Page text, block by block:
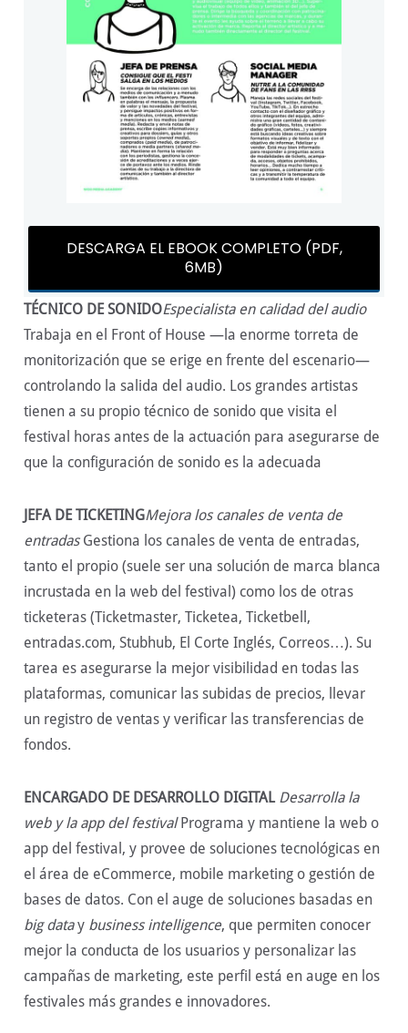
DESCARGA EL EBOOK COMPLETO (PDF,
6MB)
TÉCNICO DE SONIDOEspecialista en calidad del audio
Trabaja en el Front of House —la enorme torreta de
monitorización que se erige en frente del escenario—
controlando la salida del audio. Los grandes artistas
tienen a su propio técnico de sonido que visita el
festival horas antes de la actuación para asegurarse de
que la configuración de sonido es la adecuada
JEFA DE TICKETINGMejora los canales de venta de
entradasGestiona los canales de venta de entradas,
tanto el propio (suele ser una solución de marca blanca
incrustada en la web del festival) como los de otras
ticketeras (Ticketmaster, Ticketea, Ticketbell,
entradas.com, Stubhub, El Corte Inglés, Correos…). Su
tarea es asegurarse la mejor visibilidad en todas las
plataformas, comunicar las subidas de precios, llevar
un registro de ventas y verificar las transferencias de
fondos.
ENCARGADO DE DESARROLLO DIGITAL Desarrolla la
web y la app del festivalPrograma y mantiene la web o
app del festival, y provee de soluciones tecnológicas en
el área de eCommerce, mobile marketing o gestión de
bases de datos. Con el auge de soluciones basadas en
big datay business intelligence, que permiten conocer
mejor la conducta de los usuarios y personalizar las
campañas de marketing, este perfil está en auge en los
festivales más grandes e innovadores.